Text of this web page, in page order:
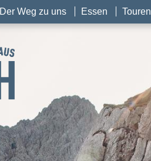
Der Weg zu uns Essen Touren